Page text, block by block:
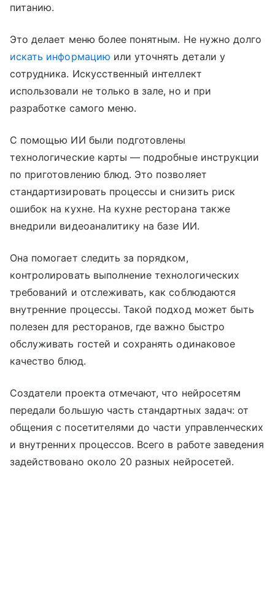
питанию.
Это делает меню более понятным. Не нужно долго
искать информацию или уточнять детали у
сотрудника. Искусственный интеллект
использовали не только в зале, но и при
разработке самого меню.
С помощью ИИ были подготовлены
технологические карты — подробные инструкции
по приготовлению блюд. Это позволяет
стандартизировать процессы и снизить риск
ошибок на кухне. На кухне ресторана также
внедрили видеоаналитику на базе ИИ.
Она помогает следить за порядком,
контролировать выполнение технологических
требований и отслеживать, как соблюдаются
внутренние процессы. Такой подход может быть
полезен для ресторанов, где важно быстро
обслуживать гостей и сохранять одинаковое
качество блюд.
Создатели проекта отмечают, что нейросетям
передали большую часть стандартных задач: от
общения с посетителями до части управленческих
и внутренних процессов. Всего в работе заведения
задействовано около 20 разных нейросетей.